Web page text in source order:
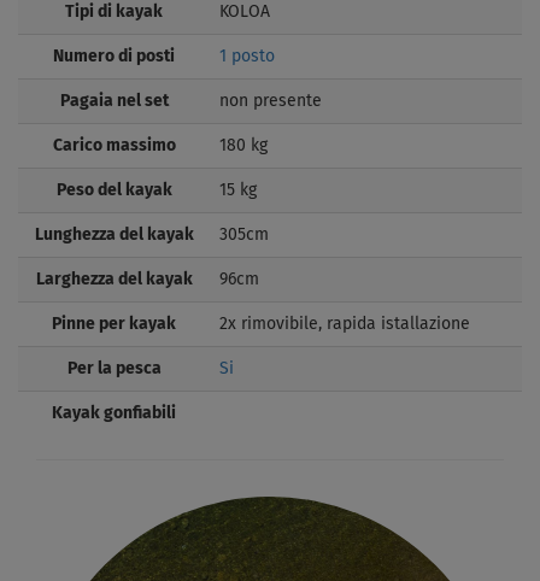
Tipi di kayak KOLOA
Numero di posti 1 posto
Pagaia nel set non presente
Carico massimo 180 kg
Peso del kayak 15 kg
Lunghezza del kayak 305cm
Larghezza del kayak 96cm
Pinne per kayak 2x rimovibile, rapida istallazione
Per la pesca Si
Kayak gonfiabili